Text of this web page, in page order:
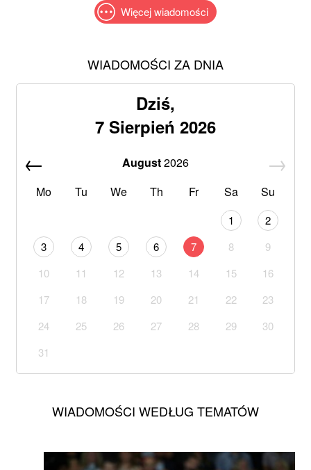
Więcej wiadomości
WIADOMOŚCI ZA DNIA
Dziś,
7 Sierpień 2026
August2026
Mo
Tu We Th Fr Sa Su
1
2
3
4 5 6 7 8
9
10
11 12 13 14 15
16
17
18 19 20 21 22
23
24
25 26 27 28 29
30
31
WIADOMOŚCI WEDŁUG TEMATÓW